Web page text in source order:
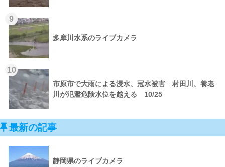
9
多摩川水系のライブカメラ
10
市原市で大雨による浸水、冠水被害 村田川、養老
川が氾濫危険水位を越える 10/25
最新の記事
静岡県のライブカメラ